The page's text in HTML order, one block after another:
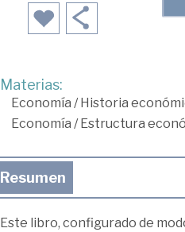
Materias:
Economía /Historia
Economía /Estructura
Resumen
Este libro, configurado de